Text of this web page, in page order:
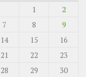
1
2
7 8
9
14 15
16
21 22
23
28 29
30